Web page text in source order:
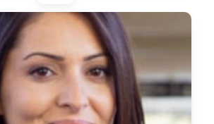
more control over where to
to…